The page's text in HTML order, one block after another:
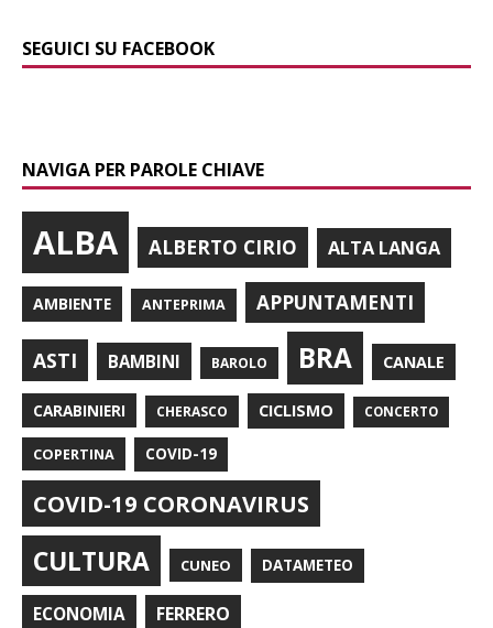
SEGUICI SU FACEBOOK
NAVIGA PER PAROLE CHIAVE
ALBA ALBERTO CIRIO ALTA LANGA
AMBIENTE ANTEPRIMA APPUNTAMENTI
ASTI BAMBINI BAROLO BRA CANALE
CARABINIERI CHERASCO CICLISMO CONCERTO
COPERTINA COVID-19
COVID-19 CORONAVIRUS
CULTURA CUNEO DATAMETEO
ECONOMIA FERRERO